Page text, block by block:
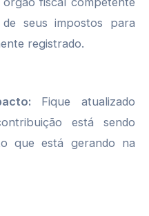
seus impostos para
registrado.
Fique atualizado
está sendo
que está gerando na